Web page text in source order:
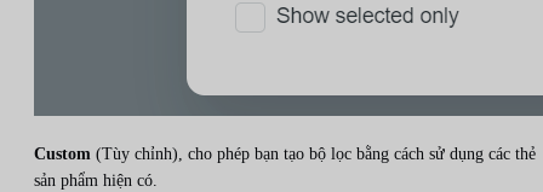
Custom (Tùy chỉnh), cho phép bạn tạo bộ lọc bằng cách sử dụng các thẻ
sản phẩm hiện có.